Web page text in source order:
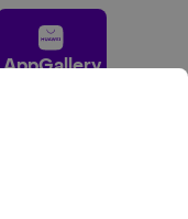
AppGallery